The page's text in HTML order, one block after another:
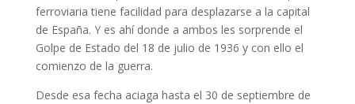
ferroviaria tiene facilidad para desplazarse a la capital
de España. Y es ahí donde a ambos les sorprende el
Golpe de Estado del 18 de julio de 1936 y con ello el
comienzo de la guerra.
Desde esa fecha aciaga hasta el 30 de septiembre de